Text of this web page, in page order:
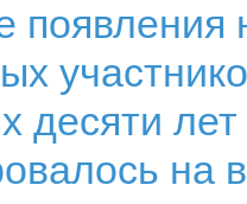
появления
десяти
на